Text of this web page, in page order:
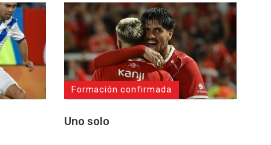
Formación confirmada
Uno solo